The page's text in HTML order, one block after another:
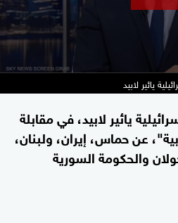
يائير لابيد
يائير لابيد، في مقابلة
عن حماس، إيران، ولبنان،
والحكومة السورية